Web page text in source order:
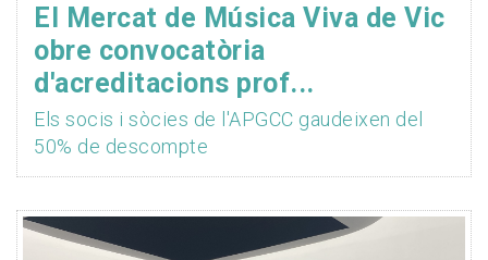
El Mercat de Música Viva de Vic
obre convocatòria
d'acreditacions prof...
Els socis i sòcies de l'APGCC gaudeixen del
50% de descompte